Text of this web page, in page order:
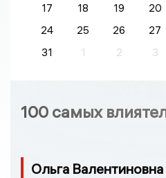
17 18 19 20
24
25 26 27
31
1 2 3
100 самых
Ольга